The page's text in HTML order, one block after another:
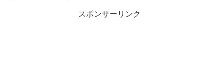
スポンサーリンク